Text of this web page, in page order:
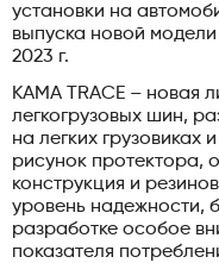
установки на
выпуска новой
2023 г.
KAMA TRACE – новая
легкогрузовых шин,
на легких
рисунок протектора,
конструкция и
уровень надежности,
разработке особое
показателя